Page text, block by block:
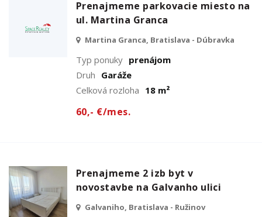
Prenajmeme parkovacie miesto na
ul. Martina Granca
Martina Granca, Bratislava - Dúbravka
Typ ponuky prenájom
Druh Garáže
Celková rozloha 18 m²
60,- €/mes.
Prenajmeme 2 izb byt v
novostavbe na Galvanho ulici
Galvaniho, Bratislava - Ružinov